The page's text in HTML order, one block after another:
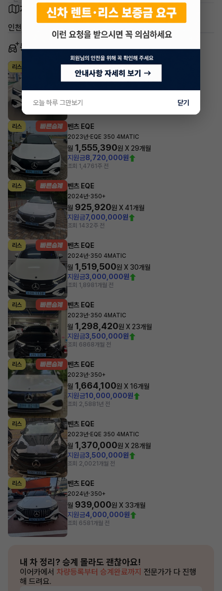
차량 위치
인천 미추홀구 주안동
동일 차종 이어카
리스 벤츠 EQE
2024년· 350+
월1,048,800원 X34개월
지원금
조회 4,562
리스 벤츠 EQE
2023년· EQE 350 4MATIC
월 1,555,390원 X 29개월
지원금8,720,000원
조회 1,4761주 전
리스 벤츠 EQE
2024년·350+
월 925,920원 X41개월
지원금7,000,000원
조회 1432주 전
리스 벤츠 EQE
2024년·350 4MATIC
월 1,519,500원 X 30개월
지원금3,000,000원
조회 1,8981개월 전
리스 벤츠 EQE
2023년·350 4MATIC
월 1,298,420원 X 23개월
지원금3,500,000원
조회 6868개월 전
리스 벤츠 EQE
2023년·350+
월 1,664,100원 X 16개월
지원금10,000,000원
조회 2,5881년 전
리스 벤츠 EQE
2023년· EQE 350 4MATIC
월 1,370,000원 X 28개월
지원금3,500,000원
조회 2,0021개월 전
리스 벤츠 EQE
2024년·350+
월 939,000원 X 33개월
지원금4,000,000원
조회 6581개월 전
내 차 정리? 승계 몰라도 괜찮아요!
이어카에서 차량등록부터 승계완료까지 전문가가 다 진행
해 드려요.
오늘 하루 그만보기 닫기